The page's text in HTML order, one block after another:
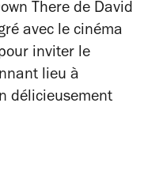
There de David
avec le cinéma
inviter le
lieu à
délicieusement